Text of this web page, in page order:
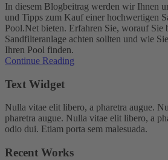
In diesem Blogbeitrag werden wir Ihnen
und Tipps zum Kauf einer hochwertigen
Pool.Net bieten. Erfahren Sie, worauf Sie
Sandfilteranlage achten sollten und wie
Ihren Pool finden.
Continue Reading
Text Widget
Nulla vitae elit libero, a pharetra augue.
pharetra augue. Nulla vitae elit libero, a
odio dui. Etiam porta sem malesuada.
Recent Works